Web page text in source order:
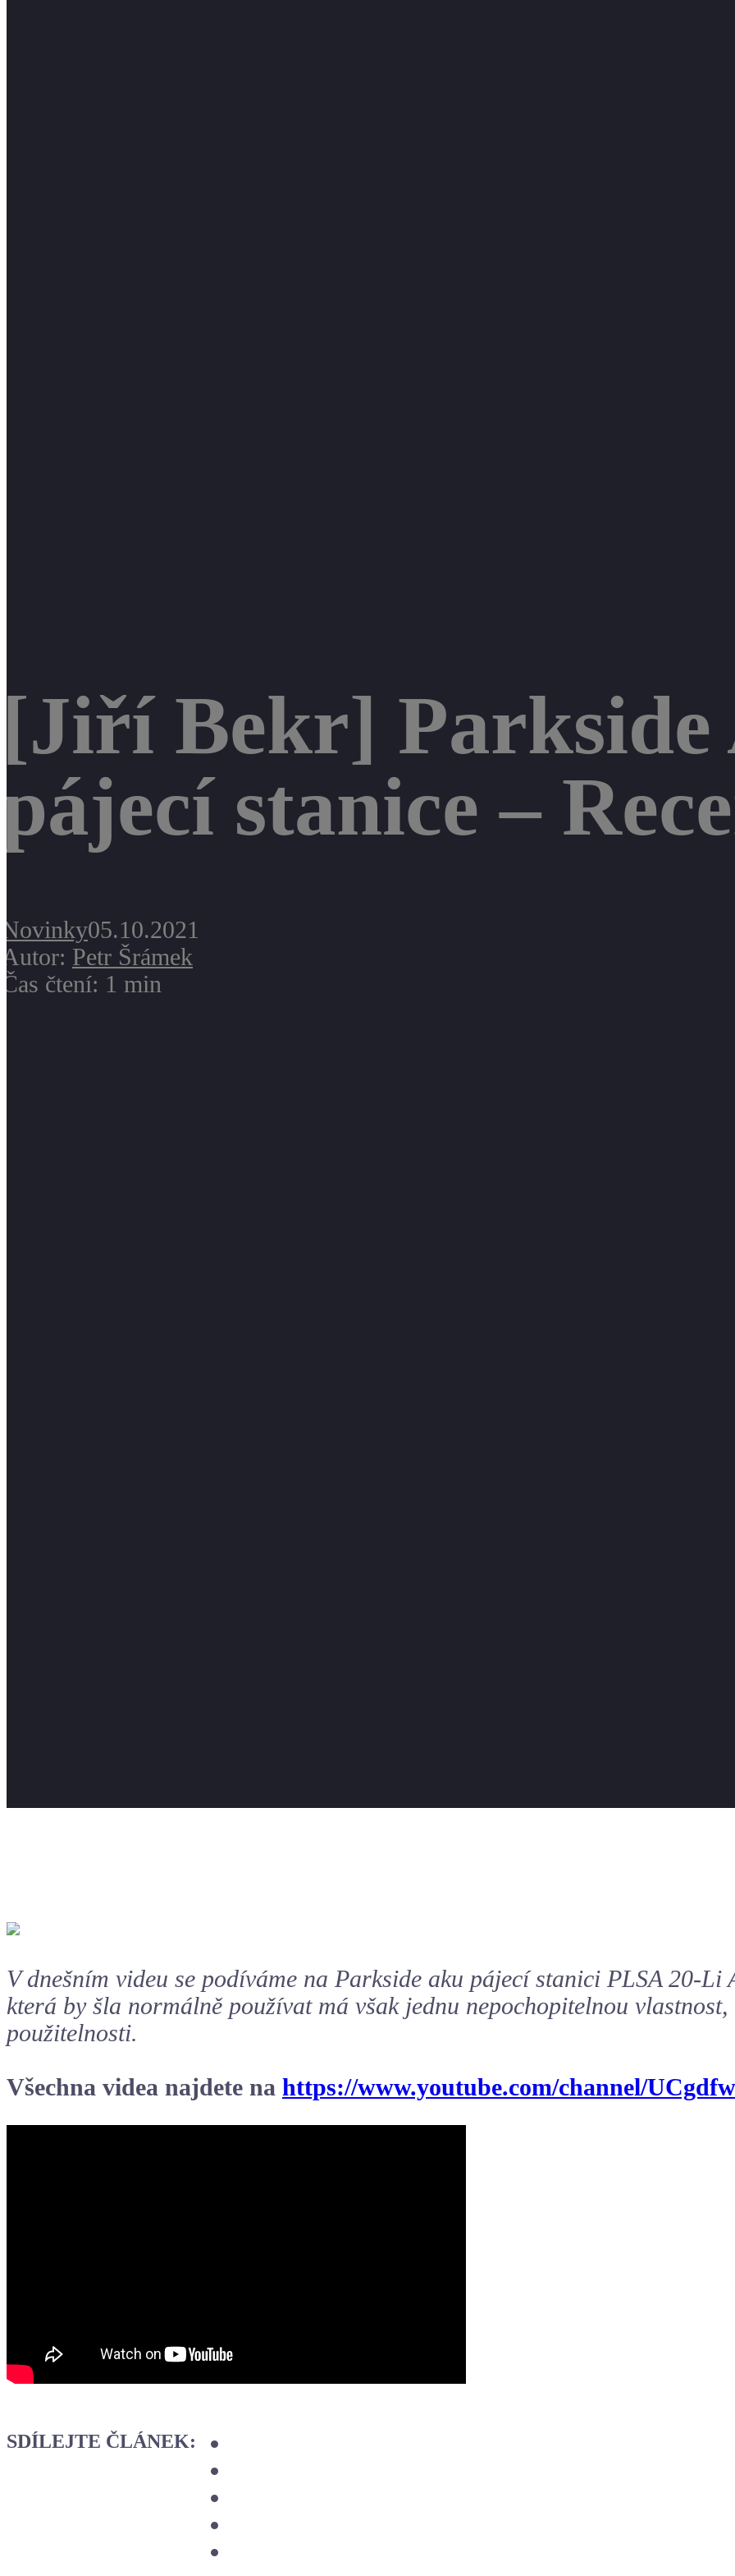
[Jiří Bekr] Parkside
pájecí stanice –
Novinky05.10.2021
Autor: Petr Šrámek
Čas čtení: 1 min
V dnešním videu se podíváme na Parkside aku pájecí stanici PLSA 20-Li
která by šla normálně používat má však jednu nepochopitelnou
použitelnosti.
Všechna videa najdete na https://www.youtube.com/channel/
SDÍLEJTE ČLÁNEK: